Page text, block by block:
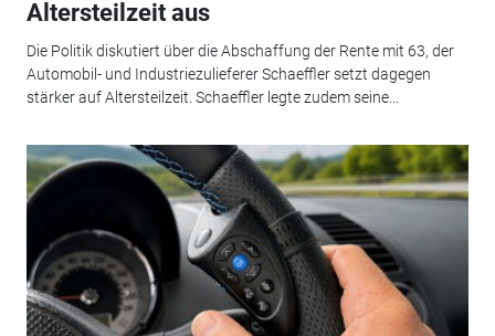
Altersteilzeit aus
Die Politik diskutiert über die Abschaffung der Rente mit 63, der
Automobil- und Industriezulieferer Schaeffler setzt dagegen
stärker auf Altersteilzeit. Schaeffler legte zudem seine...